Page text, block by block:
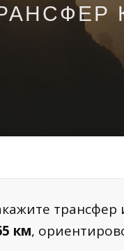
трансфер
км,